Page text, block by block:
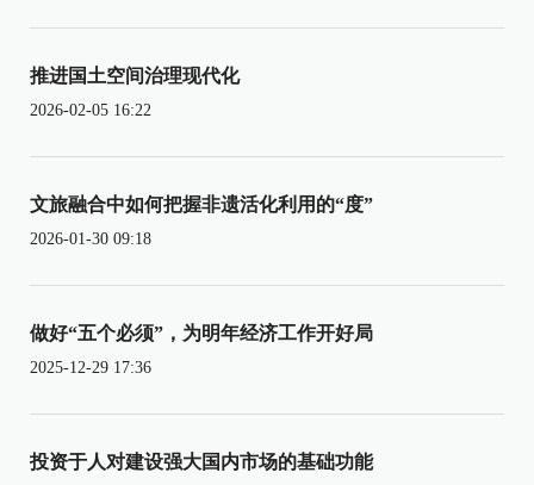
推进国土空间治理现代化
2026-02-05 16:22
文旅融合中如何把握非遗活化利用的“度”
2026-01-30 09:18
做好“五个必须”，为明年经济工作开好局
2025-12-29 17:36
投资于人对建设强大国内市场的基础功能